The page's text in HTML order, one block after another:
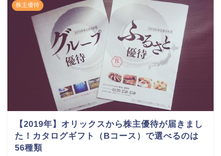
株主優待
【2019年】オリックスから株主優待が届きまし
た！カタログギフト（Bコース）で選べるのは
56種類